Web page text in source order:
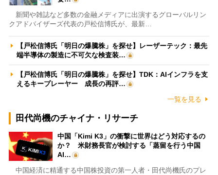
新聞や雑誌など多数の金融メディアに出演するグローバルリン
クアドバイザーズ代表の戸松信博氏が、最新…
【戸松信博氏「明日の爆騰株」を探せ】レーザーテック：最先
端半導体の製造に不可欠な検査装…
【戸松信博氏「明日の爆騰株」を探せ】TDK：AIインフラを支
えるキープレーヤー 成長の再評…
一覧を見る
田代尚機のチャイナ・リサーチ
中国「Kimi K3」の衝撃に世界はどう対応するの
か？ 米財務長官が検討する「蒸留を行う中国
AI…
中国経済に精通する中国株投資の第一人者・田代尚機氏のプレ